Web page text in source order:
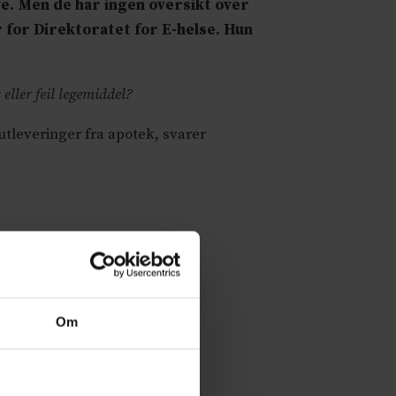
Om
Men de har ingen oversikt over
Direktoratet for E-helse. Hun
feil legemiddel?
fra apotek, svarer
leverandører.